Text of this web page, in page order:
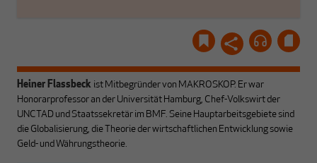
Heiner Flassbeck ist Mitbegründer von MAKROSKOP. Er war
Honorarprofessor an der Universität Hamburg, Chef-Volkswirt der
UNCTAD und Staatssekretär im BMF. Seine Hauptarbeitsgebiete sind
die Globalisierung, die Theorie der wirtschaftlichen Entwicklung sowie
Geld- und Währungstheorie.